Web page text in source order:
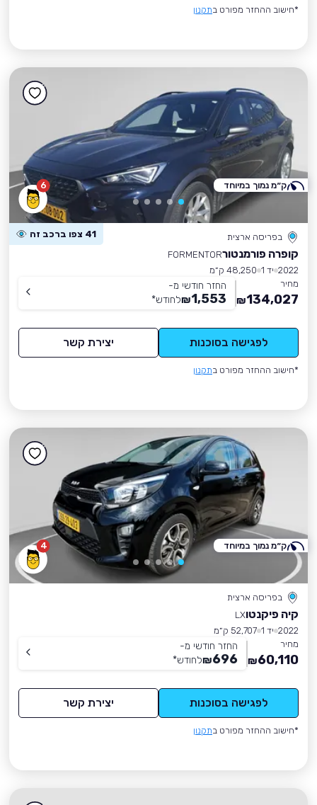
*חישוב ההחזר מפורט בתקנון
6
בפריסה ארצית 41 צפו ברכב זה
קופרה פורמנטורFORMENTOR
2022 יד 1
48,250 ק״מ
מחיר
134,027
₪
החזר חודשי מ-
1,553
₪לחודש*
לפגישה בסוכנות יצירת קשר
*חישוב ההחזר מפורט בתקנון
ק״מ נמוך במיוחד
4
בפריסה ארצית
קיה פיקנטוLX
2022 יד 1
52,707 ק״מ
מחיר
60,110
₪
החזר חודשי מ-
696
₪לחודש*
לפגישה בסוכנות יצירת קשר
*חישוב ההחזר מפורט בתקנון
ק״מ נמוך במיוחד